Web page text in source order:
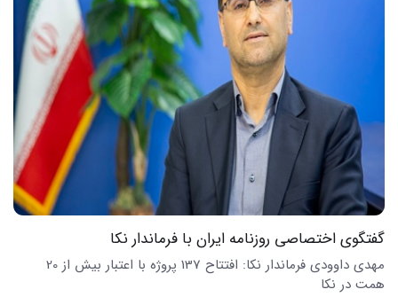
گفتگوی اختصاصی روزنامه ایران با فرماندار نکا
مهدی داوودی فرماندار نکا: افتتاح 137 پروژه با اعتبار بیش از 20
همت در نکا